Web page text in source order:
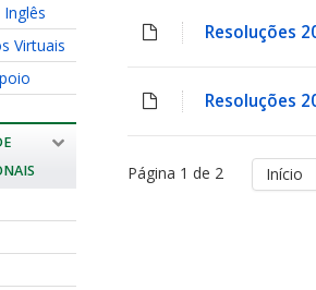
Virtuais
Resoluções
Resoluções
Página 1 de 2 Início